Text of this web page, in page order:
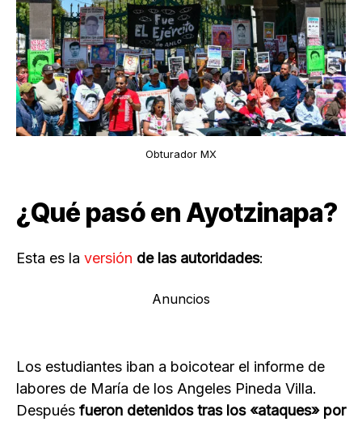
Obturador MX
¿Qué pasó en Ayotzinapa?
Esta es la versión de las autoridades:
Anuncios
Los estudiantes iban a boicotear el informe de
labores de María de los Angeles Pineda Villa.
Después fueron detenidos tras los «ataques» por